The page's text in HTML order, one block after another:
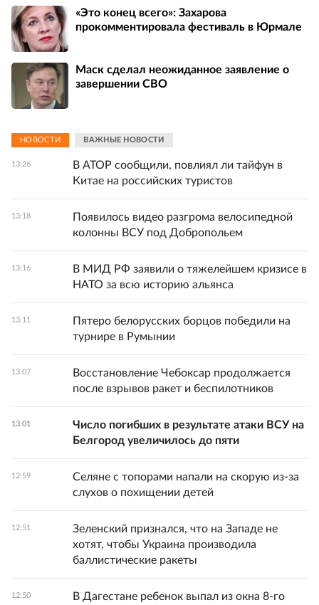
«Это конец всего»: Захарова
прокомментировала фестиваль в Юрмале
Маск сделал неожиданное заявление о
завершении СВО
НОВОСТИ ВАЖНЫЕ НОВОСТИ
13:26
В АТОР сообщили, повлиял ли тайфун в
Китае на российских туристов
13:18
Появилось видео разгрома велосипедной
колонны ВСУ под Добропольем
13:16
В МИД РФ заявили о тяжелейшем кризисе в
НАТО за всю историю альянса
13:11
Пятеро белорусских борцов победили на
турнире в Румынии
13:07
Восстановление Чебоксар продолжается
после взрывов ракет и беспилотников
13:01
Число погибших в результате атаки ВСУ на
Белгород увеличилось до пяти
12:59
Селяне с топорами напали на скорую из-за
слухов о похищении детей
12:51
Зеленский признался, что на Западе не
хотят, чтобы Украина производила
баллистические ракеты
12:50
В Дагестане ребенок выпал из окна 8-го